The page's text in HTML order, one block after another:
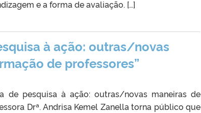
e a forma de avaliação. […]
à ação: outras/novas
de professores”
de pesquisa à ação: outras/novas maneiras de
Drª. Andrisa Kemel Zanella torna público que